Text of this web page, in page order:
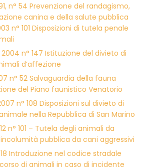
n° 54 Prevenzione del randagismo,
canina e della salute pubblica
n° 101 Disposizioni di tutela penale
n° 147 Istituzione del divieto di
d’affezione
n° 52 Salvaguardia della fauna
del Piano faunistico Venatorio
n° 108 Disposizioni sul divieto di
nella Repubblica di San Marino
n° 101 – Tutela degli animali da
pubblica da cani aggressivi
Introduzione nel codice stradale
di animali in caso di incidente